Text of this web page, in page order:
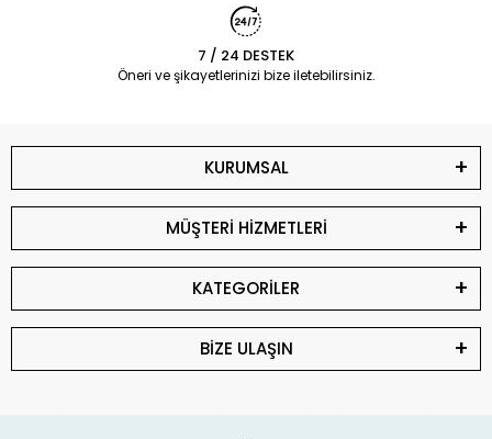
7 / 24 DESTEK
Öneri ve şikayetlerinizi bize iletebilirsiniz.
KURUMSAL
MÜŞTERİ HİZMETLERİ
KATEGORİLER
BİZE ULAŞIN